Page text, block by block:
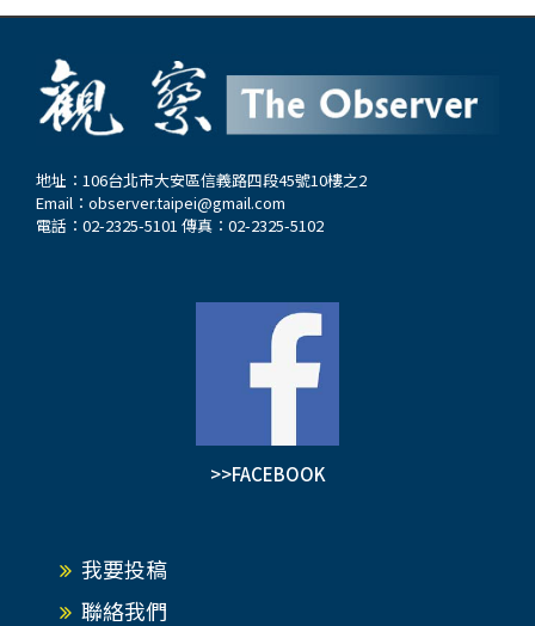
地址：106台北市大安區信義路四段45號10樓之2
Email： observer.taipei@gmail.com
電話：02-2325-5101 傳真：02-2325-5102
>>FACEBOOK
我要投稿
聯絡我們